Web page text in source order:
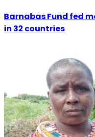
Barnabas Fund fed
in 32 countries